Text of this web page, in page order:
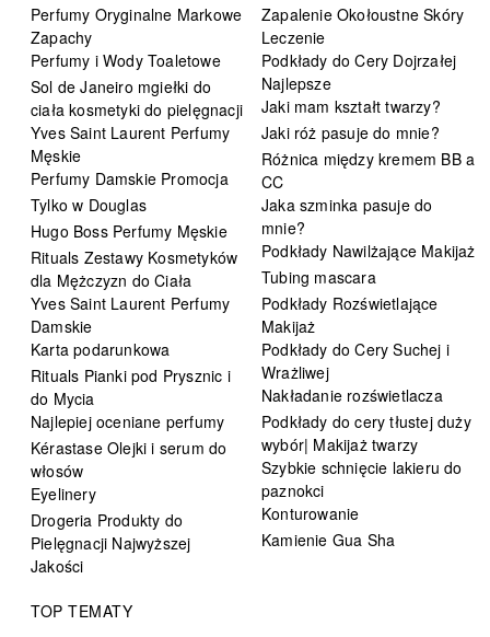
Perfumy Oryginalne Markowe
Zapachy
Perfumy i Wody Toaletowe
Sol de Janeiro mgiełki do
ciała kosmetyki do pielęgnacji
Yves Saint Laurent Perfumy
Męskie
Perfumy Damskie Promocja
Tylko w Douglas
Hugo Boss Perfumy Męskie
Rituals Zestawy Kosmetyków
dla Mężczyzn do Ciała
Yves Saint Laurent Perfumy
Damskie
Karta podarunkowa
Rituals Pianki pod Prysznic i
do Mycia
Najlepiej oceniane perfumy
Kérastase Olejki i serum do
włosów
Eyelinery
Drogeria Produkty do
Pielęgnacji Najwyższej
Jakości
Zapalenie Okołoustne Skóry
Leczenie
Podkłady do Cery Dojrzałej
Najlepsze
Jaki mam kształt twarzy?
Jaki róż pasuje do mnie?
Różnica między kremem BB a
CC
Jaka szminka pasuje do
mnie?
Podkłady Nawilżające Makijaż
Tubing mascara
Podkłady Rozświetlające
Makijaż
Podkłady do Cery Suchej i
Wrażliwej
Nakładanie rozświetlacza
Podkłady do cery tłustej duży
wybór| Makijaż twarzy
Szybkie schnięcie lakieru do
paznokci
Konturowanie
Kamienie Gua Sha
TOP TEMATY